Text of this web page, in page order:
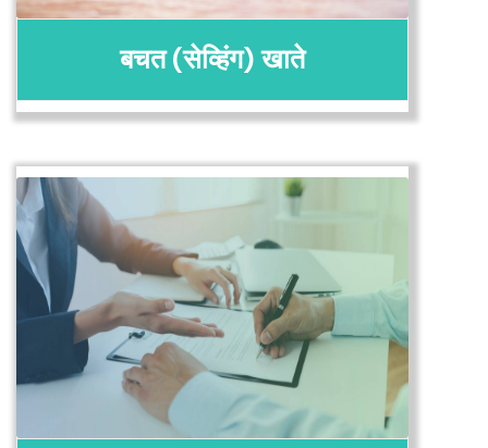
बचत (सेव्हिंग) खाते
अर्ज करा तपशील